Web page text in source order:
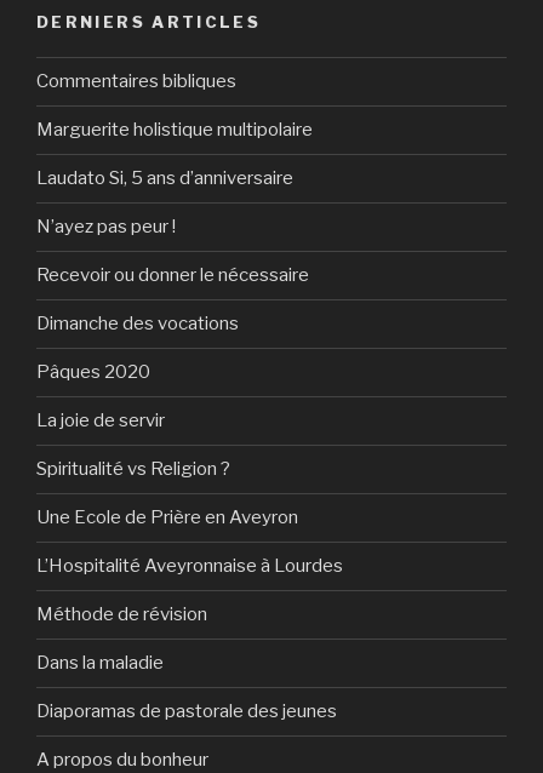
DERNIERS ARTICLES
Commentaires bibliques
Marguerite holistique multipolaire
Laudato Si, 5 ans d’anniversaire
N’ayez pas peur !
Recevoir ou donner le nécessaire
Dimanche des vocations
Pâques 2020
La joie de servir
Spiritualité vs Religion ?
Une Ecole de Prière en Aveyron
L’Hospitalité Aveyronnaise à Lourdes
Méthode de révision
Dans la maladie
Diaporamas de pastorale des jeunes
A propos du bonheur